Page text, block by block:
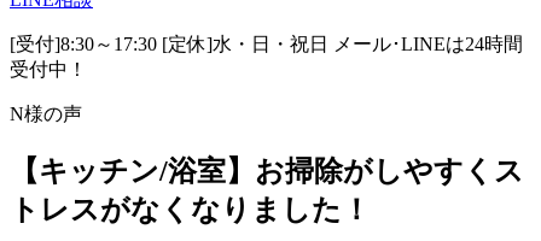
[受付]8:30～17:30 [定休]水・日・祝日
メール･LINEは24時間
受付中！
N様の声
【キッチン/浴室】お掃除がしやすくス
トレスがなくなりました！